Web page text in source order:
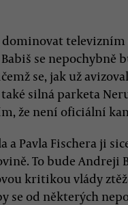
se nepochybně
se, jak už
silná parketa
že není oficiální
a Pavla Fischera ji
To bude
kritikou vlády
se od některých